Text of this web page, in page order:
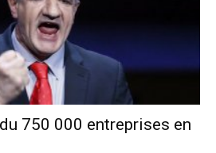
750 000 entreprises en